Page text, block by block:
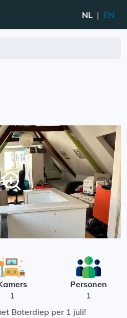
NL | EN
1
Personen
1
Boterdiep per 1 juli!